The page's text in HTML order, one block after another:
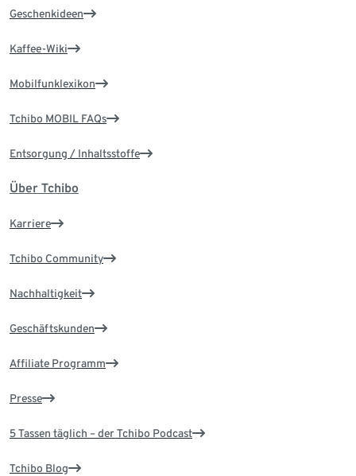
Geschenkideen
Kaffee-Wiki
Mobilfunklexikon
Tchibo MOBIL FAQs
Entsorgung / Inhaltsstoffe
Über Tchibo
Karriere
Tchibo Community
Nachhaltigkeit
Geschäftskunden
Affiliate Programm
Presse
5 Tassen täglich – der Tchibo Podcast
Tchibo Blog